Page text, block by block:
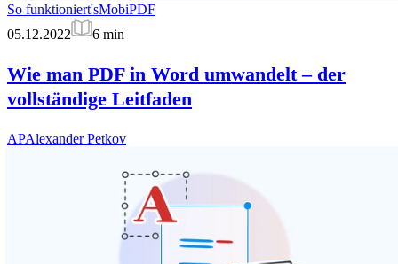
So funktioniert'sMobiPDF
05.12.2022
6 min
Wie man PDF in Word umwandelt – der
vollständige Leitfaden
APAlexander Petkov